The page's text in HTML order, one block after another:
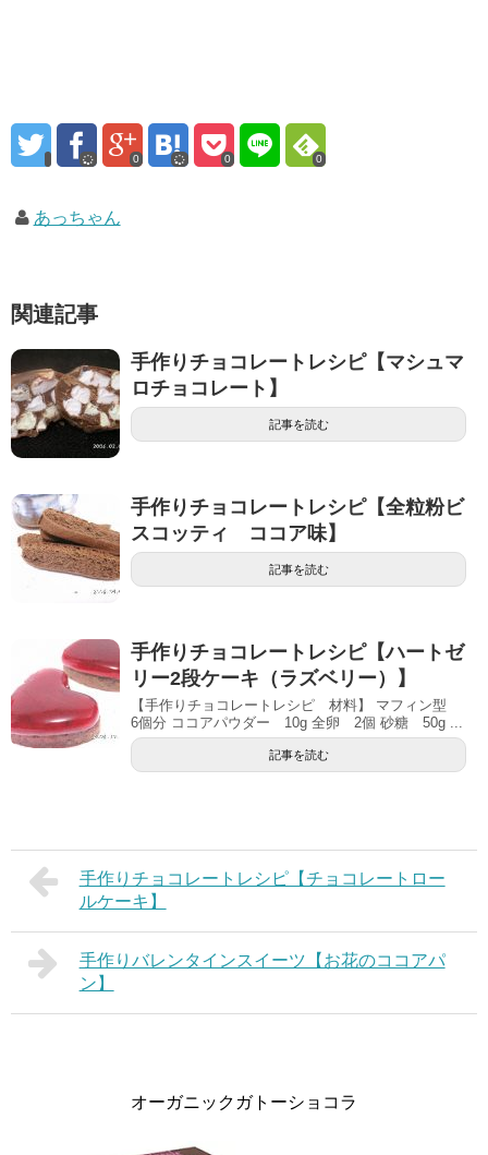
0 0 0
あっちゃん
関連記事
手作りチョコレートレシピ【マシュマ
ロチョコレート】
記事を読む
手作りチョコレートレシピ【全粒粉ビ
スコッティ ココア味】
記事を読む
手作りチョコレートレシピ【ハートゼ
リー2段ケーキ（ラズベリー）】
【手作りチョコレートレシピ 材料】 マフィン型
6個分 ココアパウダー 10g 全卵 2個 砂糖 50g ...
記事を読む
手作りチョコレートレシピ【チョコレートロー
ルケーキ】
手作りバレンタインスイーツ【お花のココアパ
ン】
オーガニックガトーショコラ